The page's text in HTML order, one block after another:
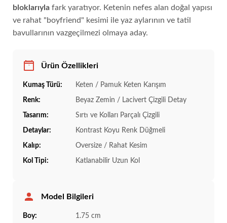
bloklarıyla fark yaratıyor. Ketenin nefes alan doğal yapısı
ve rahat "boyfriend" kesimi ile yaz aylarının ve tatil
bavullarının vazgeçilmezi olmaya aday.
Ürün Özellikleri
Kumaş Türü: Keten / Pamuk Keten Karışım
Renk: Beyaz Zemin / Lacivert Çizgili Detay
Tasarım: Sırtı ve Kolları Parçalı Çizgili
Detaylar: Kontrast Koyu Renk Düğmeli
Kalıp: Oversize / Rahat Kesim
Kol Tipi: Katlanabilir Uzun Kol
Model Bilgileri
Boy: 1.75 cm